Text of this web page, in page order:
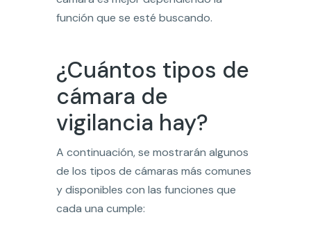
función que se esté buscando.
¿Cuántos tipos de
cámara de
vigilancia hay?
A continuación, se mostrarán algunos
de los tipos de cámaras más comunes
y disponibles con las funciones que
cada una cumple: